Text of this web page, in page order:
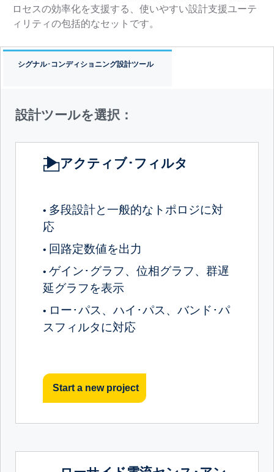
ロセスの効率化を支援する、使いやすい設計支援ユーテ
ィリティの包括的なセットです。
シグナル･コンディショニング設計ツール
設計ツールを選択：
アクティブ･フィルタ
• 多段設計と一般的なトポロジに対
応
• 回路定数値を出力
• ゲイン･グラフ、位相グラフ、群遅
延グラフを表示
• ロー･パス、ハイ･パス、バンド･パ
スフィルタに対応
Start a new project